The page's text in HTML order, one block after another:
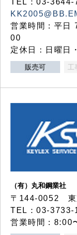
TEL：
営業時間：平日
00
定休日：日曜日
販売可 工
（有）丸和鋼業社
〒144-0052 東
TEL：03-3733-
営業時間：8:00